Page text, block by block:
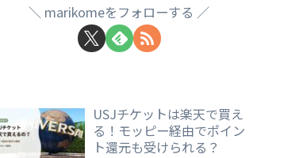
marikomeをフォローする
USJチケットは楽天で買え
る！モッピー経由でポイン
ト還元も受けられる？